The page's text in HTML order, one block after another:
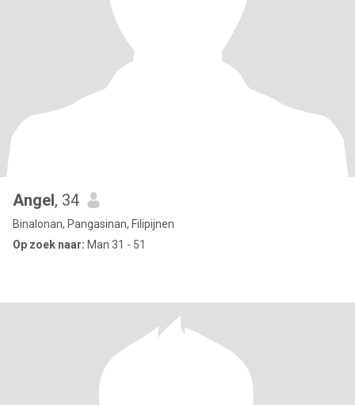
Angel, 34
Binalonan, Pangasinan, Filipijnen
Op zoek naar: Man 31 - 51